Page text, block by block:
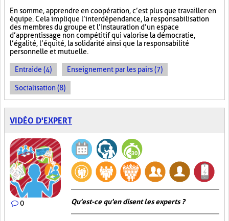
En somme, apprendre en coopération, c’est plus que travailler en
équipe. Cela implique l’interdépendance, la responsabilisation
des membres du groupe et l’instauration d’un espace
d’apprentissage non compétitif qui valorise la démocratie,
l’égalité, l’équité, la solidarité ainsi que la responsabilité
personnelle et mutuelle.
Entraide (4) Enseignement par les pairs (7)
Socialisation (8)
VIDÉO D'EXPERT
0 Qu'est-ce qu'en disent les experts ?